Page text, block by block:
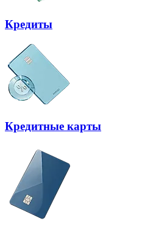
Кредиты
Кредитные карты